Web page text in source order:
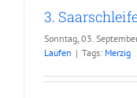
3.
Sonntag, 03.
Laufen | Tags: Merzig